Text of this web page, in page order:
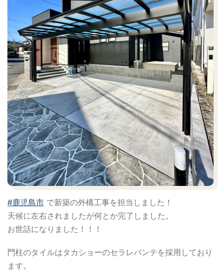
#鹿児島市 で新築の外構工事を担当しました！
天候に左右されましたが何とか完了しました。
お世話になりました！！！
門柱のタイルはタカショーのセラレバンテを採用しており
ます。